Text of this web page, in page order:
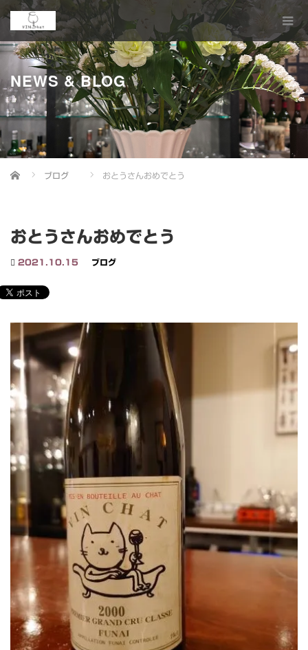
NEWS & BLOG
Home ブログ おとうさんおめでとう
おとうさんおめでとう
2021.10.15 ブログ